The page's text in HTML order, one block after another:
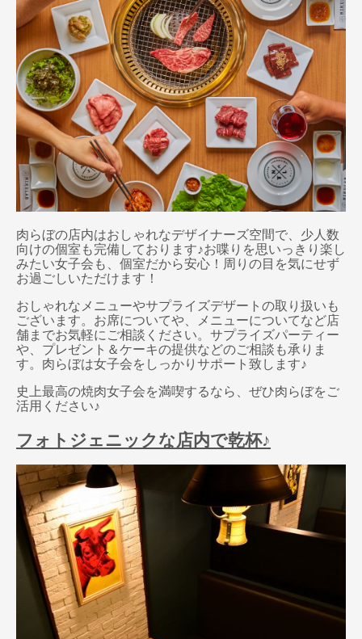
肉らぼの店内はおしゃれなデザイナーズ空間で、少人数
向けの個室も完備しております♪お喋りを思いっきり楽し
みたい女子会も、個室だから安心！周りの目を気にせず
お過ごしいただけます！
おしゃれなメニューやサプライズデザートの取り扱いも
ございます。お席についてや、メニューについてなど店
舗までお気軽にご相談ください。サプライズパーティー
や、プレゼント＆ケーキの提供などのご相談も承りま
す。肉らぼは女子会をしっかりサポート致します♪
史上最高の焼肉女子会を満喫するなら、ぜひ肉らぼをご
活用ください♪
フォトジェニックな店内で乾杯♪